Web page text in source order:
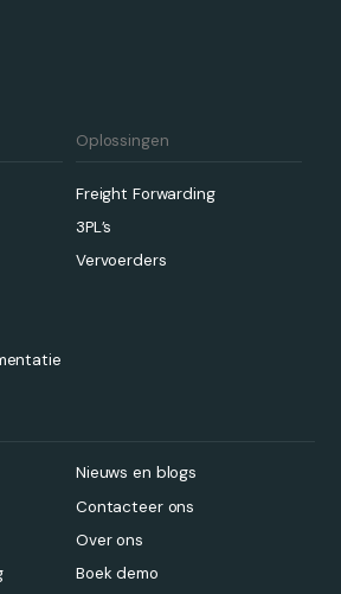
Oplossingen
Freight Forwarding
3PL’s
Vervoerders
Nieuws en blogs
Contacteer ons
Over ons
Boek demo